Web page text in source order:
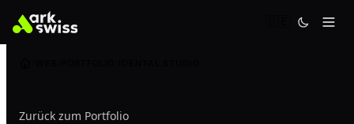
Zurück zum Portfolio